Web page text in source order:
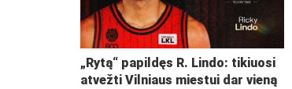
„Rytą“ papildęs R. Lindo: tikiuosi
atvežti Vilniaus miestui dar vieną